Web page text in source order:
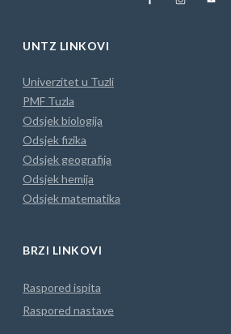
UNTZ LINKOVI
Univerzitet u Tuzli
PMF Tuzla
Odsjek biologija
Odsjek fizika
Odsjek geografija
Odsjek hemija
Odsjek matematika
BRZI LINKOVI
Raspored ispita
Raspored nastave